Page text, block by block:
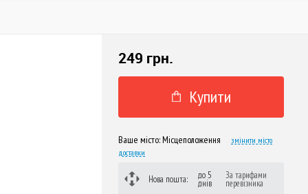
249 грн.
Купити
Ваше місто:Місцеположення
змінити місто
доставки
Нова пошта: до 5
днів
За тарифами
перевізника